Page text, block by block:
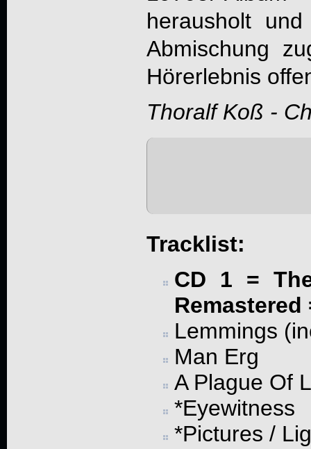
herausholt
Abmischung
Hörerlebnis
Thoralf Koß -
Tracklist:
CD 1 =
Remastered
Lemmings
Man Erg
A Plague Of
*Eyewitness
*Pictures /